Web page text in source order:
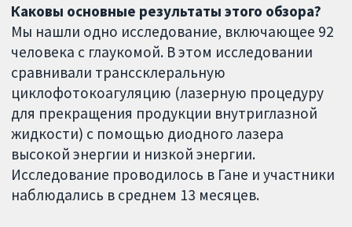
Каковы основные результаты этого обзора?
Мы нашли одно исследование, включающее 92
человека с глаукомой. В этом исследовании
сравнивали транссклеральную
циклофотокоагуляцию (лазерную процедуру
для прекращения продукции внутриглазной
жидкости) с помощью диодного лазера
высокой энергии и низкой энергии.
Исследование проводилось в Гане и участники
наблюдались в среднем 13 месяцев.